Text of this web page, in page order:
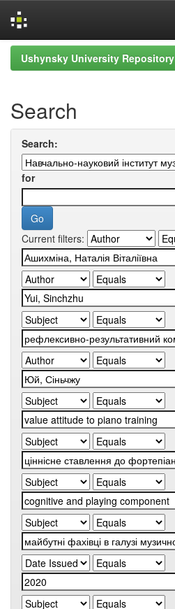
Skip
navigation
Ushynsky University Repository
Search
Search:
for
Current filters: